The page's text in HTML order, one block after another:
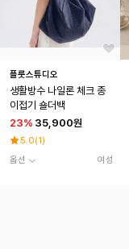
플룻스튜디오
생활방수 나일론 체크 종
이접기 숄더백
23% 35,900원
5.0(1 )
옵션
여성